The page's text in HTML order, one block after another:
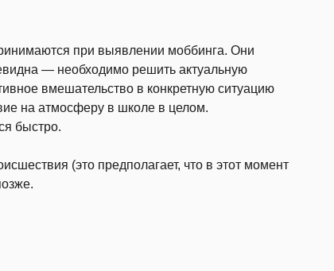
при выявлении моббинга. Они
— необходимо решить актуаль­ную
вмешательство в конкретную ситуацию
на атмосферу в школе в целом.
быстро.
(это предполагает, что в этот момент